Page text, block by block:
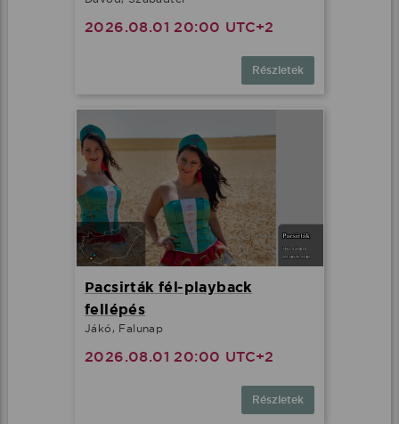
2026.08.01 20:00 UTC+2
Részletek
Pacsirták fél-playback
fellépés
Jákó, Falunap
2026.08.01 20:00 UTC+2
Részletek